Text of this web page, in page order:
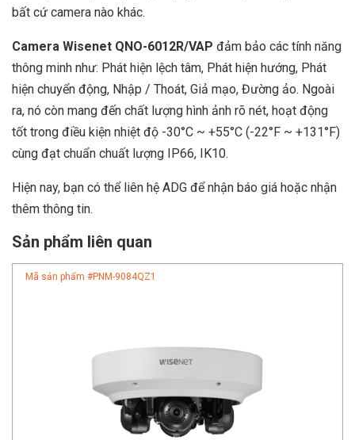
bất cứ camera nào khác.
Camera Wisenet QNO-6012R/VAP đảm bảo các tính năng
thông minh như: Phát hiện lệch tâm, Phát hiện hướng, Phát
hiện chuyển động, Nhập / Thoát, Giả mạo, Đường ảo. Ngoài
ra, nó còn mang đến chất lượng hình ảnh rõ nét, hoạt động
tốt trong điều kiện nhiệt độ -30°C ~ +55°C (-22°F ~ +131°F)
cùng đạt chuẩn chuất lượng IP66, IK10.
Hiện nay, bạn có thể liên hệ ADG để nhận báo giá hoặc nhận
thêm thông tin.
Sản phẩm liên quan
Mã sản phẩm #PNM-9084QZ1